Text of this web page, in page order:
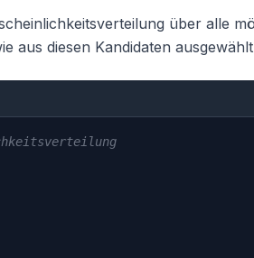
über alle
aus diesen Kandidaten